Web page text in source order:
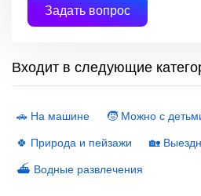
Задать вопрос
Входит в следующие
🚗 На машине 🧒 Можно с
🍀 Природа и пейзажи
🏡
⛴ Водные развлечения